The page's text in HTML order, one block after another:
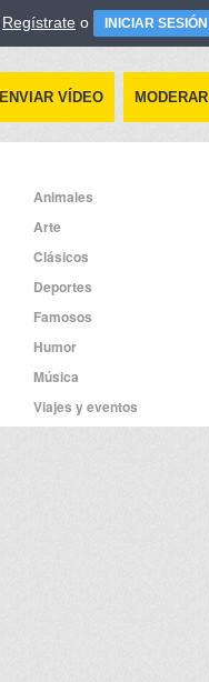
Regístrate o INICIAR SESIÓN
ENVIAR VÍDEO MODERAR
Animales
Arte
Clásicos
Deportes
Famosos
Humor
Música
Viajes y eventos